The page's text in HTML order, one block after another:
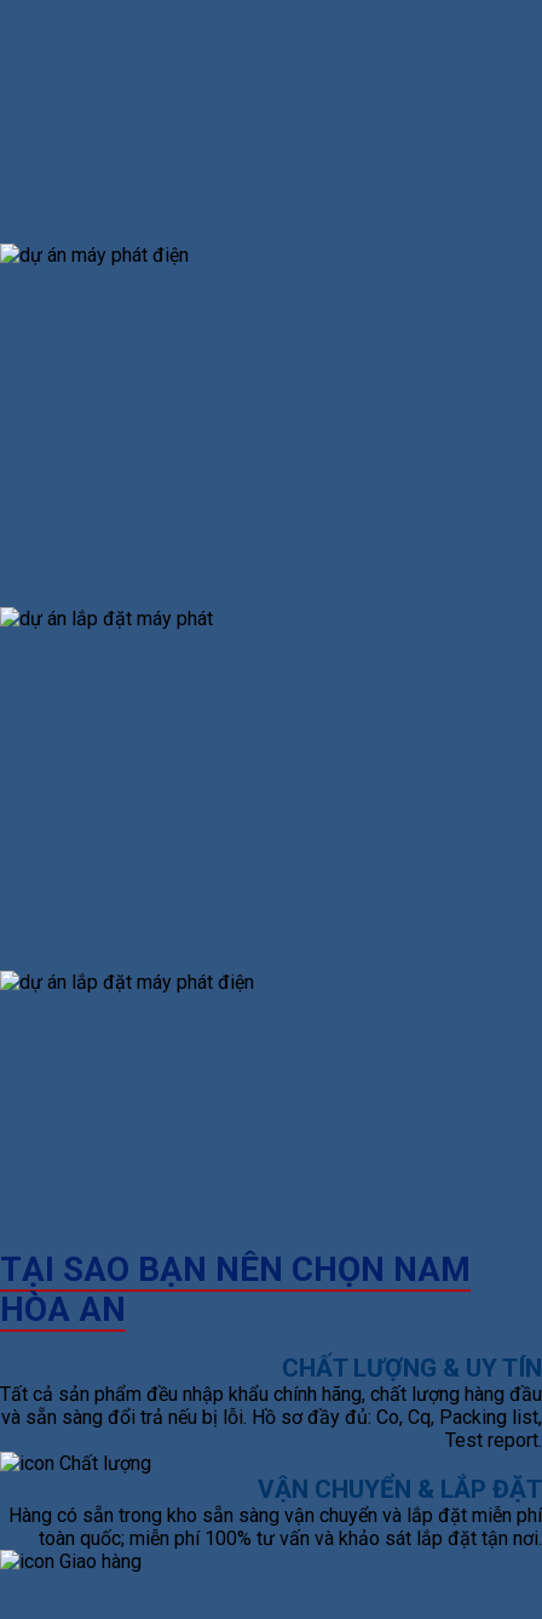
TẠI SAO BẠN NÊN CHỌN NAM
HÒA AN
CHẤT LƯỢNG & UY TÍN
Tất cả sản phẩm đều nhập khẩu chính hãng, chất lượng hàng đầu
và sẵn sàng đổi trả nếu bị lỗi. Hồ sơ đầy đủ: Co, Cq, Packing list,
Test report.
VẬN CHUYỂN & LẮP ĐẶT
Hàng có sẵn trong kho sẵn sàng vận chuyển và lắp đặt miễn phí
toàn quốc; miễn phí 100% tư vấn và khảo sát lắp đặt tận nơi.